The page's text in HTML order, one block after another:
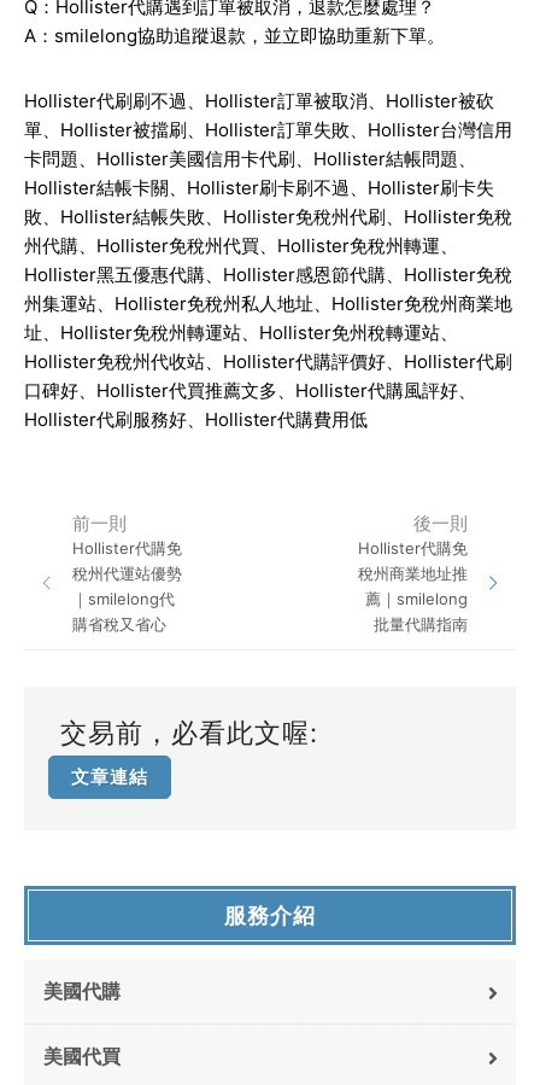
Q：Hollister代購遇到訂單被取消，退款怎麼處理？
A：smilelong協助追蹤退款，並立即協助重新下單。
Hollister代刷刷不過、 Hollister訂單被取消、 Hollister被砍
單、 Hollister被擋刷、 Hollister訂單失敗、 Hollister台灣信用
卡問題、 Hollister美國信用卡代刷、 Hollister結帳問題、
Hollister結帳卡關、 Hollister刷卡刷不過、 Hollister刷卡失
敗、 Hollister結帳失敗、 Hollister免稅州代刷、 Hollister免稅
州代購、 Hollister免稅州代買、 Hollister免稅州轉運、
Hollister黑五優惠代購、 Hollister感恩節代購、 Hollister免稅
州集運站、 Hollister免稅州私人地址、 Hollister免稅州商業地
址、 Hollister免稅州轉運站、 Hollister免州稅轉運站、
Hollister免稅州代收站、 Hollister代購評價好、 Hollister代刷
口碑好、 Hollister代買推薦文多、 Hollister代購風評好、
Hollister代刷服務好、 Hollister代購費用低
前一則
Hollister代購免
稅州代運站優勢
｜smilelong代
購省稅又省心
後一則
Hollister代購免
稅州商業地址推
薦｜smilelong
批量代購指南
交易前，必看此文喔:
文章連結
服務介紹
美國代購
美國代買